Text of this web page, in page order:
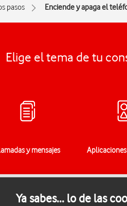
pasos Enciende y apaga el
Elige el tema de tu
y mensajes
Ya sabes... lo de las